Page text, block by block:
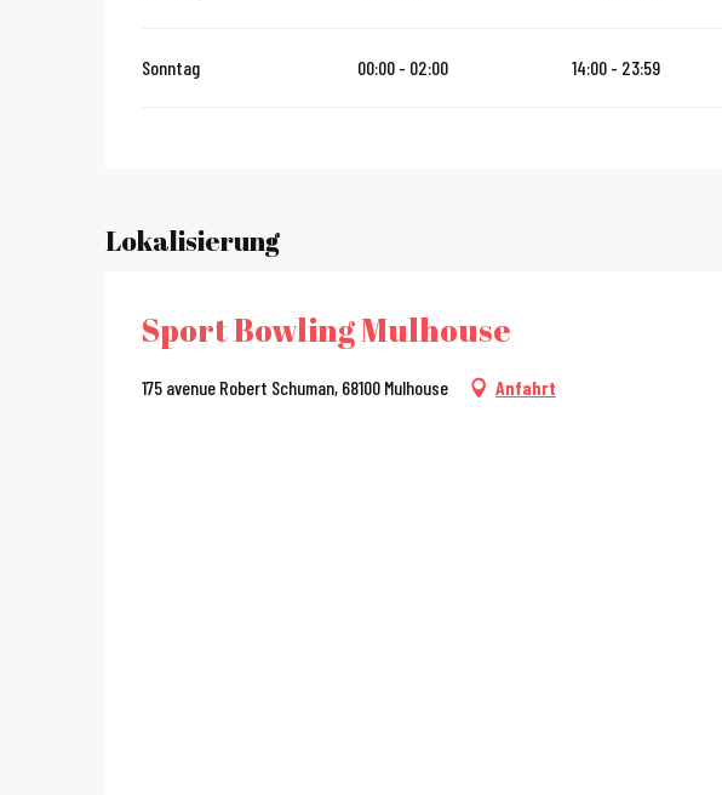
Sonntag 00:00 - 02:00 14:00 - 23:59
Lokalisierung
Sport Bowling Mulhouse
175 avenue Robert Schuman, 68100 Mulhouse Anfahrt